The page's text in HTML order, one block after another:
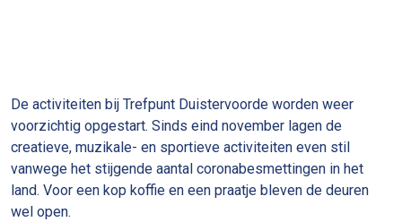
De activiteiten bij Trefpunt Duistervoorde worden weer
voorzichtig opgestart. Sinds eind november lagen de
creatieve, muzikale- en sportieve activiteiten even stil
vanwege het stijgende aantal coronabesmettingen in het
land. Voor een kop koffie en een praatje bleven de deuren
wel open.